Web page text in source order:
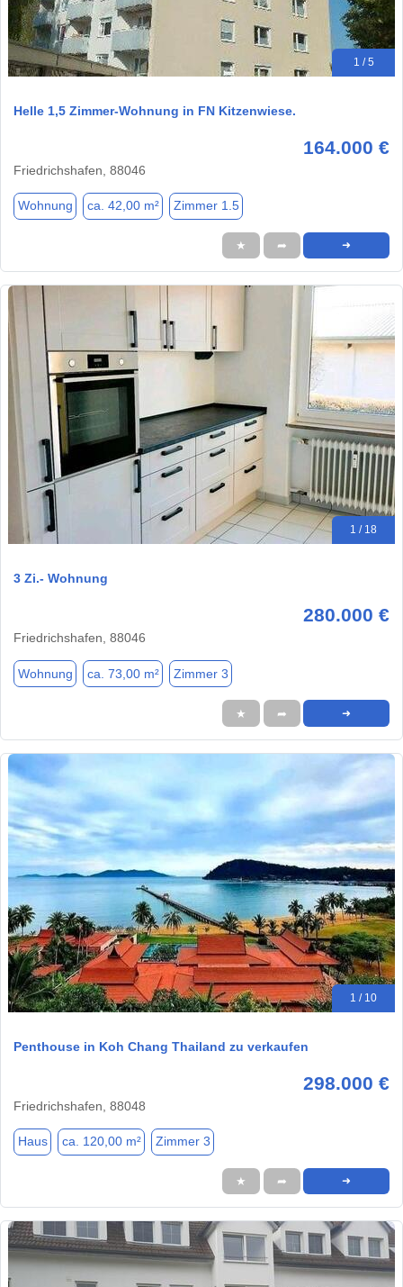
1 / 5
Helle 1,5 Zimmer-Wohnung in FN Kitzenwiese.
164.000 €
Friedrichshafen, 88046
Wohnung ca. 42,00 m² Zimmer 1.5
★ ➦ ➜
1 / 18
3 Zi.- Wohnung
280.000 €
Friedrichshafen, 88046
Wohnung ca. 73,00 m² Zimmer 3
★ ➦ ➜
1 / 10
Penthouse in Koh Chang Thailand zu verkaufen
298.000 €
Friedrichshafen, 88048
Haus ca. 120,00 m² Zimmer 3
★ ➦ ➜